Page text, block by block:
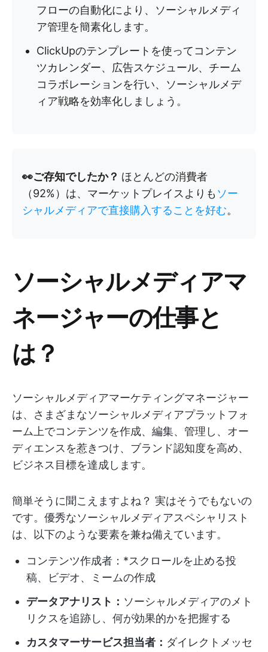
フローの自動化により、ソーシャルメディ
ア管理を簡素化します。
ClickUpのテンプレートを使ってコンテン
ツカレンダー、広告スケジュール、チーム
コラボレーションを行い、ソーシャルメデ
ィア戦略を効率化しましょう。
👀ご存知でしたか？ ほとんどの消費者
（92%）は、マーケットプレイスよりも ソー
シャルメディアで直接購入することを好む。
ソーシャルメディアマ
ネージャーの仕事と
は？
ソーシャルメディアマーケティングマネージャー
は、さまざまなソーシャルメディアプラットフォ
ーム上でコンテンツを作成、編集、管理し、オー
ディエンスを惹きつけ、ブランド認知度を高め、
ビジネス目標を達成します。
簡単そうに聞こえますよね？ 実はそうでもないの
です。優秀なソーシャルメディアスペシャリスト
は、以下のような要素を兼ね備えています。
コンテンツ作成者：*スクロールを止める投
稿、ビデオ、ミームの作成
データアナリスト： ソーシャルメディアのメト
リクスを追跡し、何が効果的かを把握する
カスタマーサービス担当者： ダイレクトメッセ